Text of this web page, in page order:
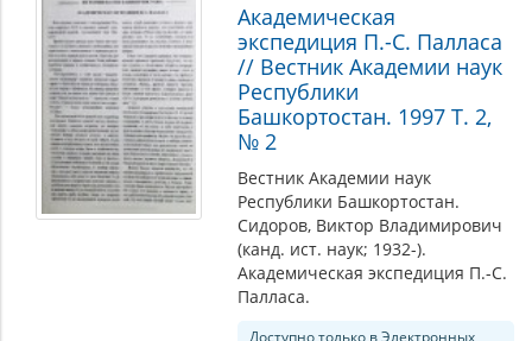
Академическая
экспедиция П.-С. Палласа
// Вестник Академии наук
Республики
Башкортостан. 1997 Т. 2,
№ 2
Вестник Академии наук
Республики Башкортостан.
Сидоров, Виктор Владимирович
(канд. ист. наук; 1932-).
Академическая экспедиция П.-С.
Палласа.
Доступно только в Электронных